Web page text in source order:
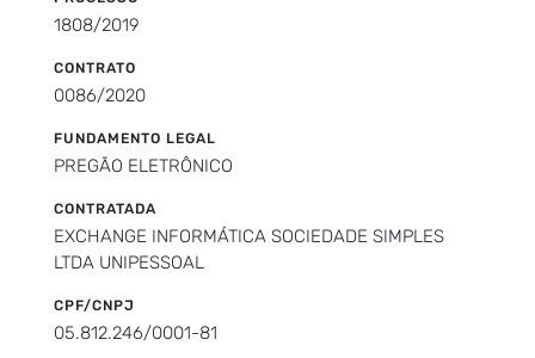
1808/2019
CONTRATO
0086/2020
FUNDAMENTO LEGAL
PREGÃO ELETRÔNICO
CONTRATADA
EXCHANGE INFORMÁTICA SOCIEDADE SIMPLES
LTDA UNIPESSOAL
CPF/CNPJ
05.812.246/0001-81